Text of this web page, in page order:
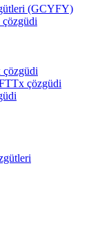
(GCYFY)
çözgüdi